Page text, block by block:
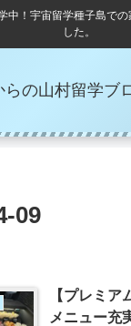
中！宇宙留学種子島で
した。
らの山村留学
09
【プレミア
メニュー充